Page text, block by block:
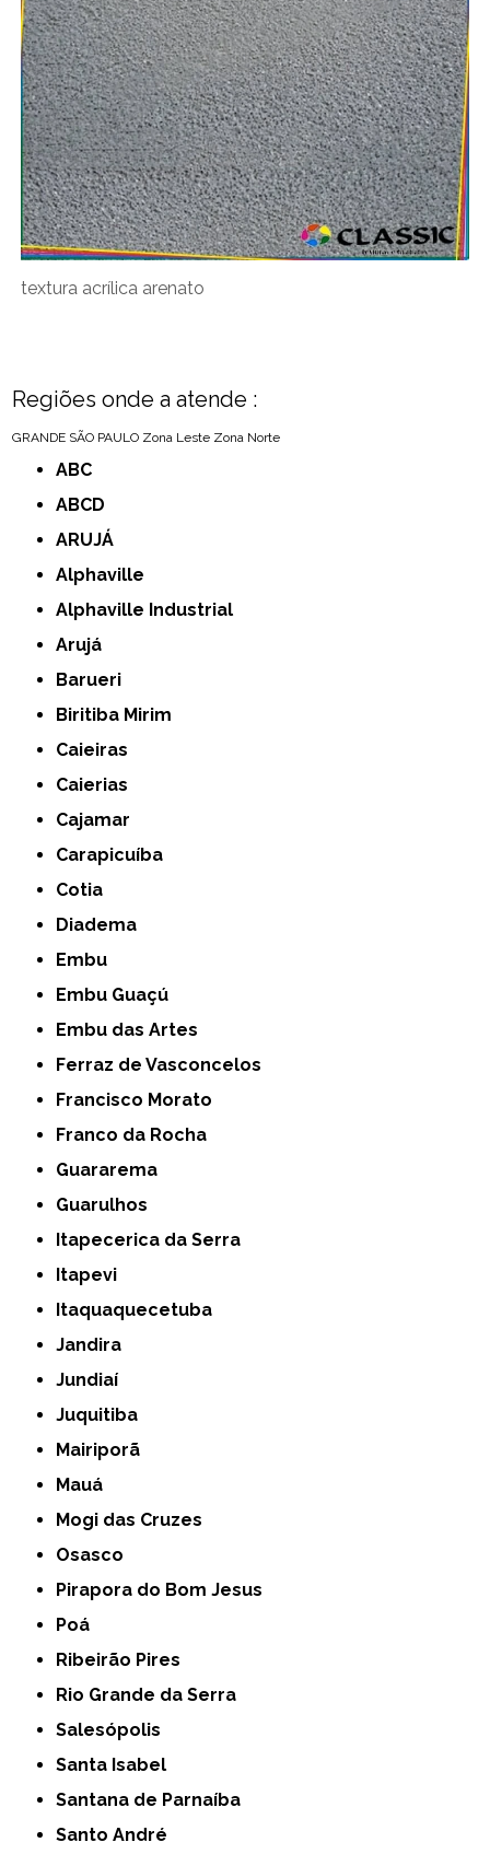
textura acrílica arenato
Regiões onde a atende :
GRANDE SÃO PAULO Zona Leste Zona Norte
ABC
ABCD
ARUJÁ
Alphaville
Alphaville Industrial
Arujá
Barueri
Biritiba Mirim
Caieiras
Caierias
Cajamar
Carapicuíba
Cotia
Diadema
Embu
Embu Guaçú
Embu das Artes
Ferraz de Vasconcelos
Francisco Morato
Franco da Rocha
Guararema
Guarulhos
Itapecerica da Serra
Itapevi
Itaquaquecetuba
Jandira
Jundiaí
Juquitiba
Mairiporã
Mauá
Mogi das Cruzes
Osasco
Pirapora do Bom Jesus
Poá
Ribeirão Pires
Rio Grande da Serra
Salesópolis
Santa Isabel
Santana de Parnaíba
Santo André